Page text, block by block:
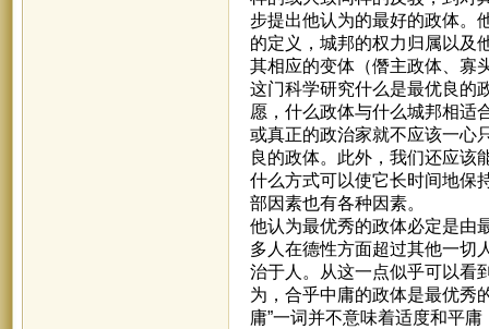
步提出他认为的最好的政体。
的定义，城邦的权力归属以及
其相应的变体（僭主政体、寡
这门科学研究什么是最优良的
愿，什么政体与什么城邦相适
或真正的政治家就不应该一心
良的政体。此外，我们还应该
什么方式可以使它长时间地保
部因素也有各种因素。
他认为最优秀的政体必定是由
多人在德性方面超过其他一切
治于人。从这一点似乎可以看
为，合乎中庸的政体是最优秀
庸”一词并不意味着适度和平